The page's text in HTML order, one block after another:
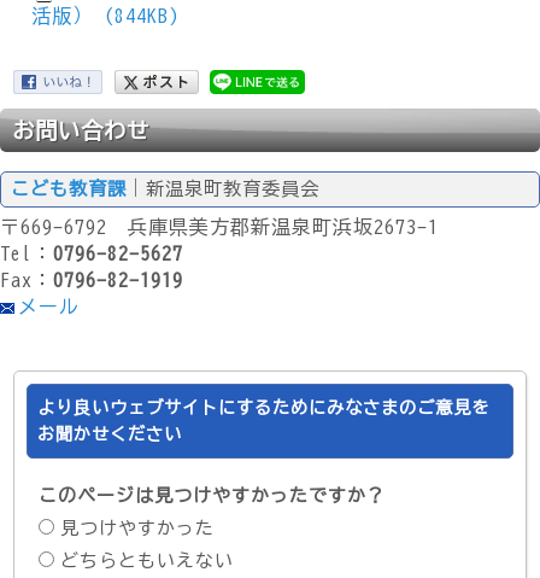
活版） (844KB)
お問い合わせ
こども教育課 ｜新温泉町教育委員会
〒669-6792 兵庫県美方郡新温泉町浜坂2673-1
Tel： 0796-82-5627
Fax： 0796-82-1919
メール
より良いウェブサイトにするためにみなさまのご意見を
お聞かせください
このページは見つけやすかったですか？
見つけやすかった
どちらともいえない